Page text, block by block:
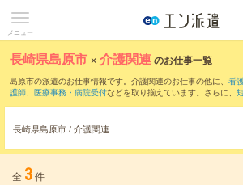
メニュー
長崎県島原市 ×介護関連のお仕事一覧
島原市の派遣のお仕事情報です。介護関連のお仕事の他に、 看
護師、 医療事務・病院受付などを取り揃えています。さらに、
長崎県島原市 / 介護関連
全 3件